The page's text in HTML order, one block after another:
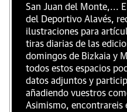
San Juan del Monte,...
del Deportivo Alavés,
ilustraciones para
tiras diarias de las
domingos de Bizkaia y
todos estos espacios
datos adjuntos y
añadiendo vuestros
Asimismo, encontrareis